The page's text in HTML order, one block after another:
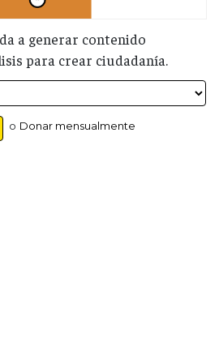
a generar contenido
para crear ciudadanía.
o Donar mensualmente